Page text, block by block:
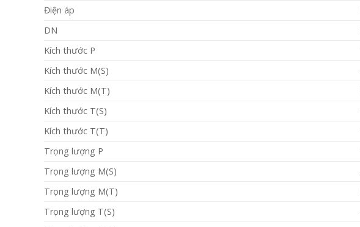
Điện áp
DN
Kích thước P
Kích thước M(S)
Kích thước M(T)
Kích thước T(S)
Kích thước T(T)
Trọng lượng P
Trọng lượng M(S)
Trọng lượng M(T)
Trọng lượng T(S)